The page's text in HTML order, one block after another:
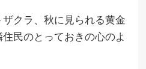
クラ、秋に見られる黄金
民のとっておきの心のよ